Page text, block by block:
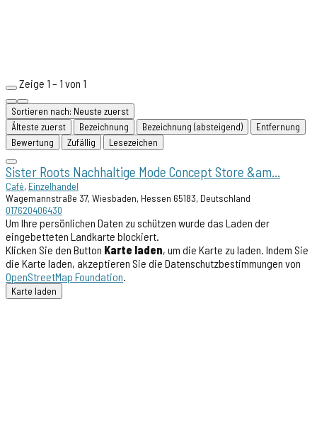
Zeige 1 – 1 von 1
Sortieren nach: Neuste zuerst
Älteste zuerst
Bezeichnung Bezeichnung (absteigend)
Entfernung
Bewertung
Zufällig Lesezeichen
Sister Roots Nachhaltige Mode Concept Store &am...
Café, Einzelhandel
Wagemannstraße 37, Wiesbaden, Hessen 65183, Deutschland
017620406430
Um Ihre persönlichen Daten zu schützen wurde das Laden der
eingebetteten Landkarte blockiert.
Klicken Sie den Button Karte laden, um die Karte zu laden. Indem Sie
die Karte laden, akzeptieren Sie die Datenschutzbestimmungen von
OpenStreetMap Foundation.
Karte laden